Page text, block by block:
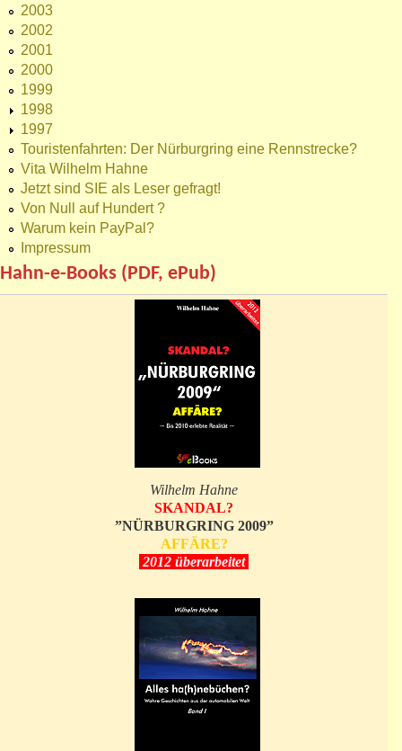
2003
2002
2001
2000
1999
1998
1997
Touristenfahrten: Der Nürburgring eine Rennstrecke?
Vita Wilhelm Hahne
Jetzt sind SIE als Leser gefragt!
Von Null auf Hundert ?
Warum kein PayPal?
Impressum
Hahn-e-Books (PDF, ePub)
Wilhelm Hahne
SKANDAL?
”NÜRBURGRING 2009”
AFFÄRE?
2012 überarbeitet